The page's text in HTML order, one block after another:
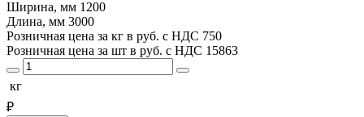
Ширина, мм 1200
Длина, мм 3000
Розничная цена за кг в руб. с НДС 750
Розничная цена за шт в руб. с НДС 15863
кг
₽